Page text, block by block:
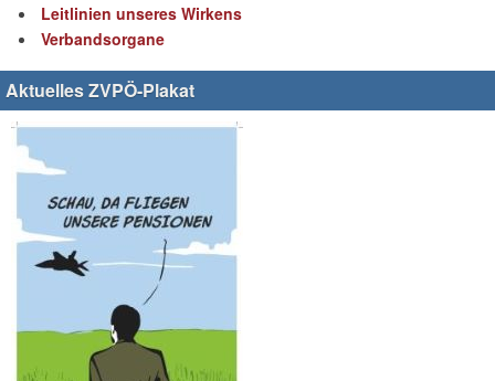
Leitlinien unseres Wirkens
Verbandsorgane
Aktuelles ZVPÖ-Plakat